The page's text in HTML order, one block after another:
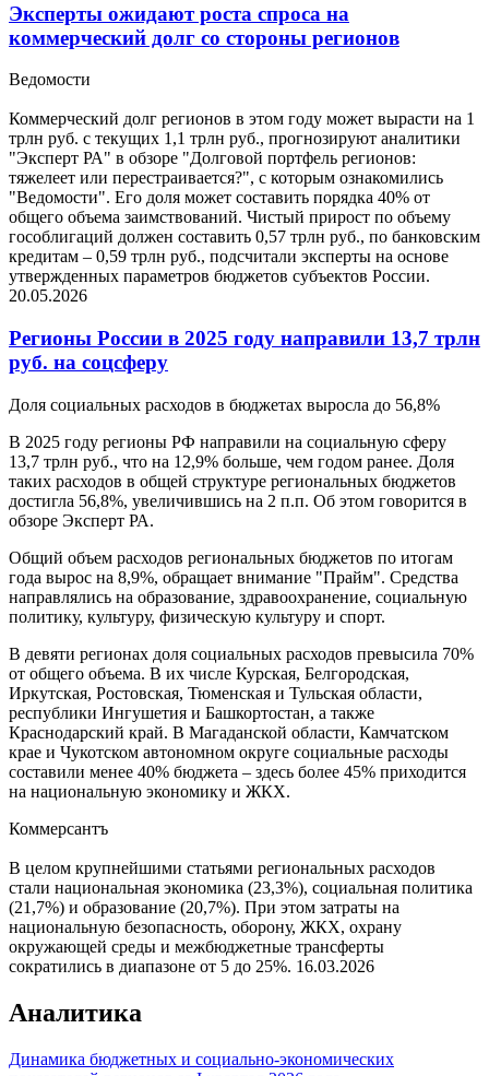
Эксперты ожидают роста спроса на
коммерческий долг со стороны регионов
Ведомости
Коммерческий долг регионов в этом году может вырасти на 1
трлн руб. с текущих 1,1 трлн руб., прогнозируют аналитики
"Эксперт РА" в обзоре "Долговой портфель регионов:
тяжелеет или перестраивается?", с которым ознакомились
"Ведомости". Его доля может составить порядка 40% от
общего объема заимствований. Чистый прирост по объему
гособлигаций должен составить 0,57 трлн руб., по банковским
кредитам – 0,59 трлн руб., подсчитали эксперты на основе
утвержденных параметров бюджетов субъектов России.
20.05.2026
Регионы России в 2025 году направили 13,7 трлн
руб. на соцсферу
Доля социальных расходов в бюджетах выросла до 56,8%
В 2025 году регионы РФ направили на социальную сферу
13,7 трлн руб., что на 12,9% больше, чем годом ранее. Доля
таких расходов в общей структуре региональных бюджетов
достигла 56,8%, увеличившись на 2 п.п. Об этом говорится в
обзоре Эксперт РА.
Общий объем расходов региональных бюджетов по итогам
года вырос на 8,9%, обращает внимание "Прайм". Средства
направлялись на образование, здравоохранение, социальную
политику, культуру, физическую культуру и спорт.
В девяти регионах доля социальных расходов превысила 70%
от общего объема. В их числе Курская, Белгородская,
Иркутская, Ростовская, Тюменская и Тульская области,
республики Ингушетия и Башкортостан, а также
Краснодарский край. В Магаданской области, Камчатском
крае и Чукотском автономном округе социальные расходы
составили менее 40% бюджета – здесь более 45% приходится
на национальную экономику и ЖКХ.
Коммерсантъ
В целом крупнейшими статьями региональных расходов
стали национальная экономика (23,3%), социальная политика
(21,7%) и образование (20,7%). При этом затраты на
национальную безопасность, оборону, ЖКХ, охрану
окружающей среды и межбюджетные трансферты
сократились в диапазоне от 5 до 25%. 16.03.2026
Аналитика
Динамика бюджетных и социально-экономических